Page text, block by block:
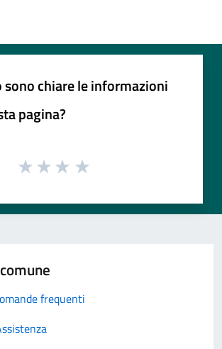
sono chiare le informazioni
pagina?
frequenti